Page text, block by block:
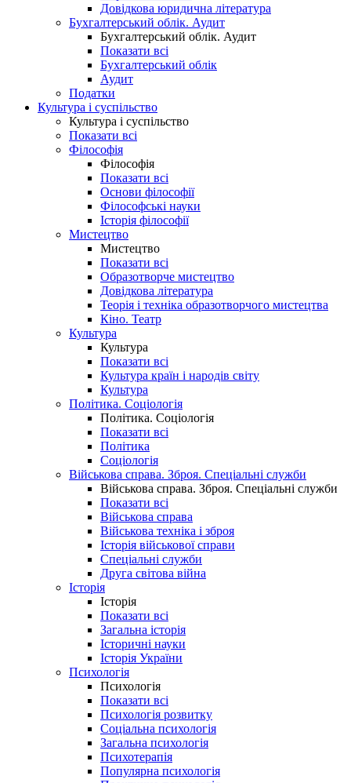
Довідкова юридична література
Бухгалтерський облік. Аудит
Бухгалтерський облік. Аудит
Показати всі
Бухгалтерський облік
Аудит
Податки
Культура і суспільство
Культура і суспільство
Показати всі
Філософія
Філософія
Показати всі
Основи філософії
Філософські науки
Історія філософії
Мистецтво
Мистецтво
Показати всі
Образотворче мистецтво
Довідкова література
Теорія і техніка образотворчого мистецтва
Кіно. Театр
Культура
Культура
Показати всі
Культура країн і народів світу
Культура
Політика. Соціологія
Політика. Соціологія
Показати всі
Політика
Соціологія
Військова справа. Зброя. Спеціальні служби
Військова справа. Зброя. Спеціальні служби
Показати всі
Військова справа
Військова техніка і зброя
Історія військової справи
Спеціальні служби
Друга світова війна
Історія
Історія
Показати всі
Загальна історія
Історичні науки
Історія України
Психологія
Психологія
Показати всі
Психологія розвитку
Соціальна психологія
Загальна психологія
Психотерапія
Популярна психологія